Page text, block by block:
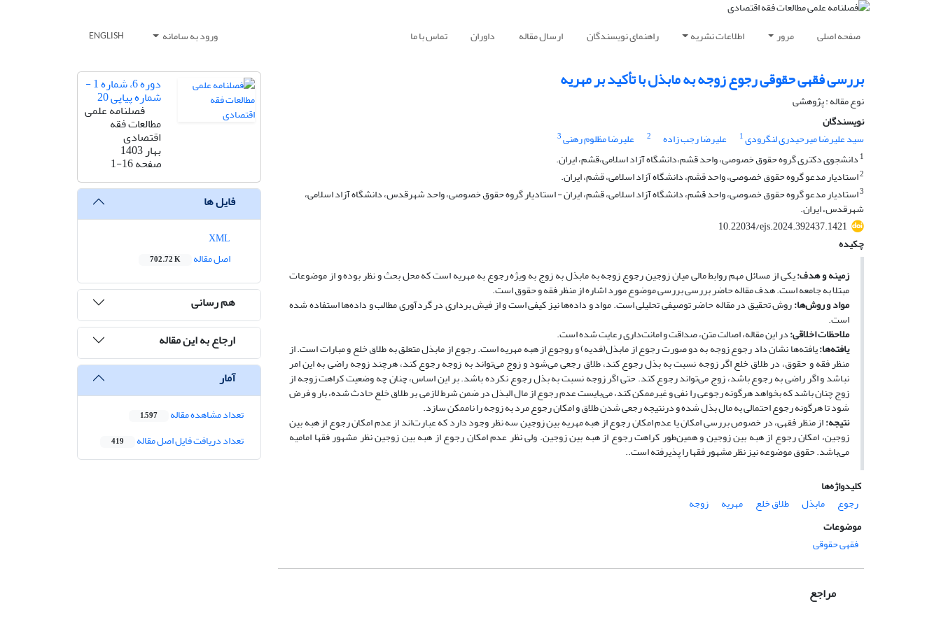
صفحه اصلی مرور اطلاعات نشریه راهنمای نویسندگان ارسال مقاله داوران تماس با ما ورود به سامانه ENGLISH
بررسی فقهی حقوقی رجوع زوجه به مابذل با تأکید بر مهریه
نوع مقاله : پژوهشی
نویسندگان
سید علیرضا میرحیدری لنگرودی1 علیرضا رجب زاده 2 علیرضا مظلوم رهنی3
1 دانشجوی دکتری گروه حقوق خصوصی، واحد قشم،دانشگاه آزاد اسلامی،قشم، ایران.
2استادیار مدعو گروه حقوق خصوصی، واحد قشم، دانشگاه آزاد اسلامی، قشم، ایران.
3استادیار مدعو گروه حقوق خصوصی، واحد قشم، دانشگاه آزاد اسلامی، قشم، ایران - استادیار گروه حقوق خصوصی، واحد شهرقدس، دانشگاه آزاد اسلامی،
شهرقدس، ایران.
10.22034/ejs.2024.392437.1421
چکیده
زمینه و هدف:یکی از مسائل مهم روابط مالی میان زوجین رجوع زوجه به مابذل به زوج به ویژه رجوع به مهریه است که محل بحث و نظر بوده و از موضوعات
مبتلا‌ به جامعه است. هدف مقاله حاضر بررسی بررسی موضوع مورد اشاره از منظر فقه و حقوق است.
مواد و روش‌ها:روش تحقیق در مقاله حاضر توصیفی تحلیلی است. مواد و داده‌ها نیز کیفی است و از فیش برداری در گردآوری مطالب و داده‌ها استفاده شده
است.
ملاحظات اخلاقی:در این مقاله، اصالت متن، صداقت و امانت‌داری رعایت شده است.
یافته‌ها:یافته‌ها نشان داد رجوع زوجه به دو صورت رجوع از مابذل(فدیه) و روجوع از هبه مهریه است. رجوع از مابذل متعلق به طلاق خلع و مبارات است. از
منظر فقه و حقوق، در طلاق خلع اگر زوجه نسبت به بذل رجوع کند، طلاق رجعی می‌شود و زوج می‌تواند به زوجه رجوع کند، هرچند زوجه راضی به این امر
نباشد و اگر راضی به رجوع باشد، زوج می‌تواند رجوع کند. حتی اگر زوجه نسبت به بذل رجوع نکرده باشد. بر این اساس، چنان چه وضعیت کراهت زوجه از
زوج چنان باشد که بخواهد هرگونه رجوعی را نفی و غیرممکن کند، می‌بایست عدم رجوع از مال البذل در ضمن شرط لازمی بر طلاق خلع حادث ‌شده، بار و فرض
شود تا هرگونه رجوع احتمالی به مال بذل شده و درنتیجه رجعی شدن طلاق و امکان رجوع مرد به زوجه را ناممکن سازد.
نتیجه‌:از منظر فقهی، در خصوص بررسی امکان یا عدم امکان رجوع از هبه مهریه بین زوجین سه نظر وجود دارد که عبارت‌اند از عدم امکان رجوع از هبه بین
زوجین، امکان رجوع از هبه بین زوجین و همین‌طور کراهت رجوع از هبه بین زوجین. ولی نظر عدم امکان رجوع از هبه بین زوجین نظر مشهور فقها امامیه
می‌باشد. حقوق موضوعه نیز نظر مشهور فقها را پذیرفته است..
کلیدواژه‌ها
رجوع
مابذل طلاق خلع مهریه
زوجه
موضوعات
فقهی حقوقی
مراجع
دوره 6، شماره 1 -
شماره پیاپی 20
فصلنامه علمی
مطالعات فقه
اقتصادی
بهار 1403
صفحه1-16
فایل ها
اصل مقاله
702.72 K
هم رسانی
ارجاع به این مقاله
آمار
تعداد مشاهده مقاله 1,597
تعداد دریافت فایل اصل مقاله 419